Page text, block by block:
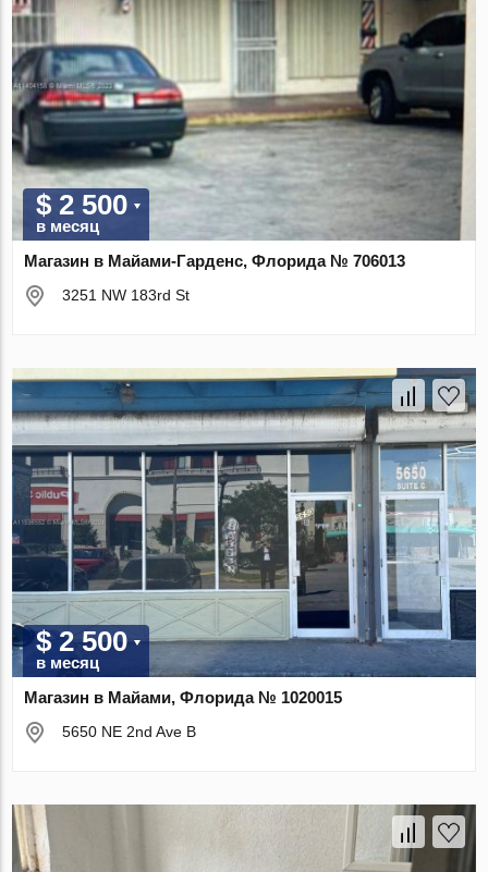
$ 2 500
в месяц
Магазин в Майами-Гарденс, Флорида № 706013
3251 NW 183rd St
$ 2 500
в месяц
Магазин в Майами, Флорида № 1020015
5650 NE 2nd Ave B